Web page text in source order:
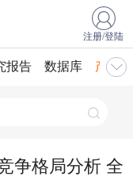
注册/登陆
报告 数据库 产业
争格局分析 全